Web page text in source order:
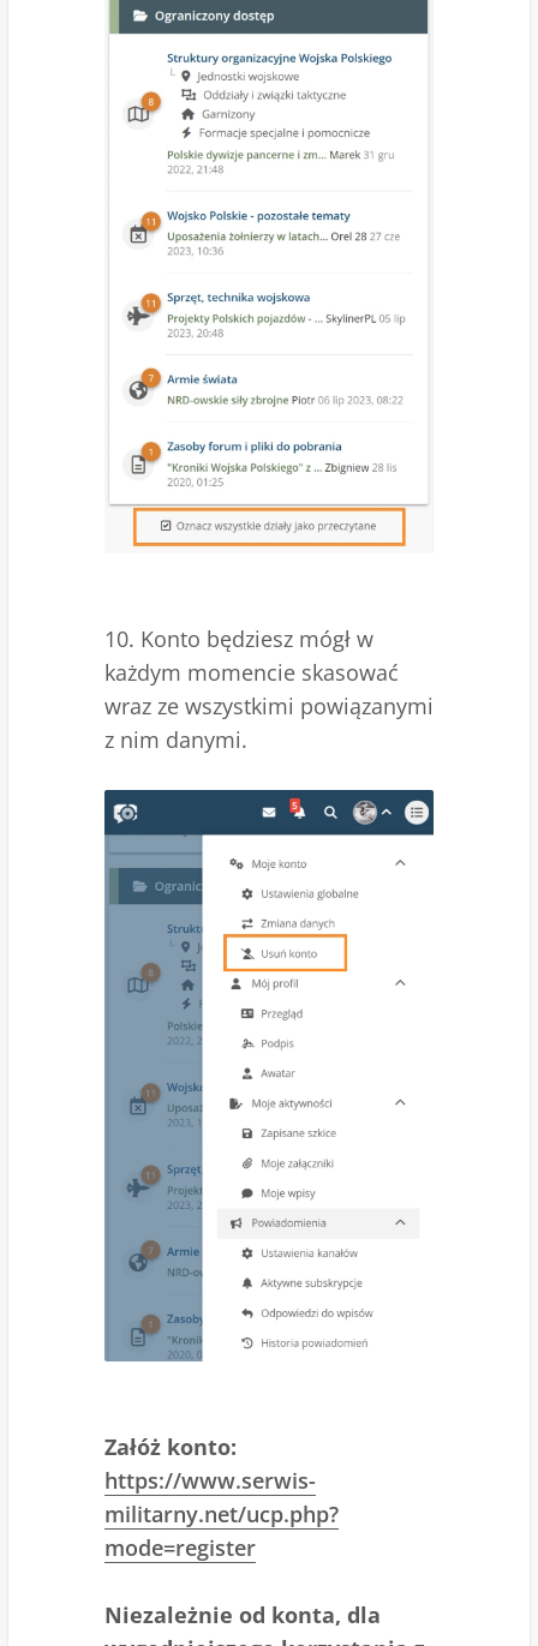
10. Konto będziesz mógł w
każdym momencie skasować
wraz ze wszystkimi powiązanymi
z nim danymi.
Załóż konto:
https://www.serwis-
militarny.net/ucp.php?
mode=register
Niezależnie od konta, dla